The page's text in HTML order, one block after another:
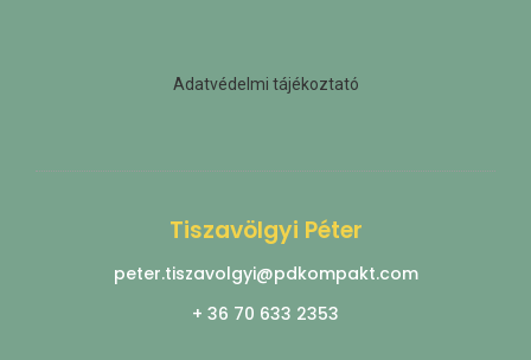
Adatvédelmi tájékoztató
Tiszavölgyi Péter
peter.tiszavolgyi@pdkompakt.com
+ 36 70 633 2353